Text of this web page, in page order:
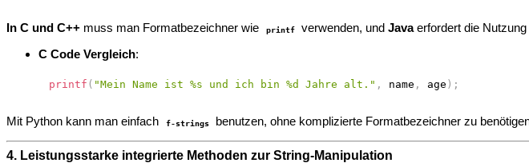
In C und C++ muss man Formatbezeichner wie printf verwenden, undJavaerfordert die Nutzung
C Code Vergleich:
printf ( "Mein Name ist %s und ich bin %d Jahre alt." , name , age ) ;
Mit Python kann man einfach f-strings benutzen, ohne komplizierte Formatbezeichner zu
4. Leistungsstarke integrierte Methoden zur String-Manipulation